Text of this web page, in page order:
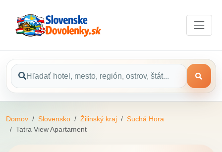
Domov Slovensko Žilinský kraj
Suchá Hora
Tatra View Apartament